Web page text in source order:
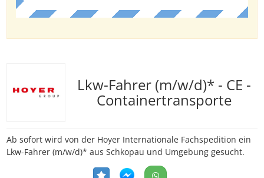
Lkw-Fahrer (m/w/d)* - CE -
Containertransporte
Ab sofort wird von der Hoyer Internationale Fachspedition ein
Lkw-Fahrer (m/w/d)* aus Schkopau und Umgebung gesucht.